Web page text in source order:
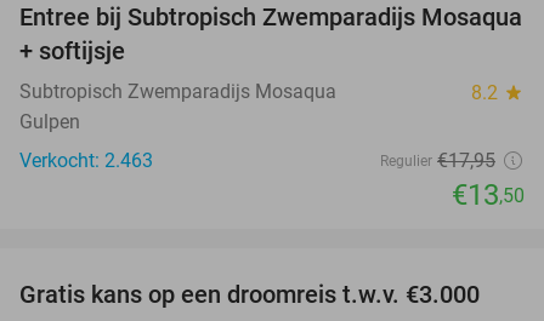
25%
Entree bij Subtropisch Zwemparadijs Mosaqua
+ softijsje
Subtropisch Zwemparadijs Mosaqua 8.2 star
Gulpen
Verkocht: 2.463
Regulier €17,95
€13,50
Gratis kans op een droomreis t.w.v. €3.000